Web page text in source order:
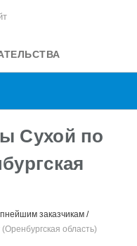
Сухой по
заказчикам
область)